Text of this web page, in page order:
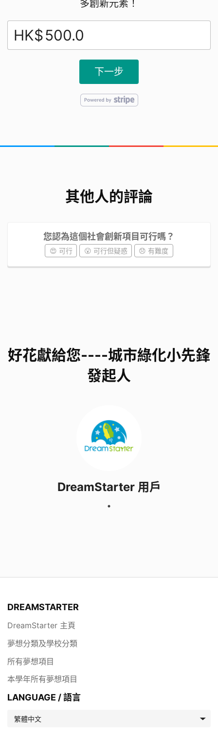
​​​​​​​ : 4A莊芷韻、4A姜子棟、4A朱俊熙、4B吳永鋒、
多創新元素！
HK$
下一步
其他人的評論
您認為這個社會創新項目可行嗎？
😍 可行 😮 可行但疑惑 😞 有難度
好花獻給您----城市綠化小先鋒
發起人
DreamStarter 用戶
DREAMSTARTER
DreamStarter 主頁
夢想分類及學校分類
所有夢想項目
本學年所有夢想項目
LANGUAGE / 語言